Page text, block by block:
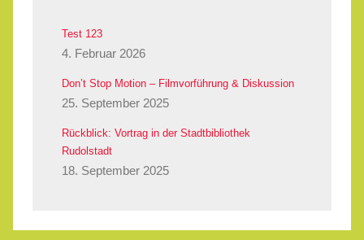
Test 123
4. Februar 2026
Don’t Stop Motion – Filmvorführung & Diskussion
25. September 2025
Rückblick: Vortrag in der Stadtbibliothek
Rudolstadt
18. September 2025